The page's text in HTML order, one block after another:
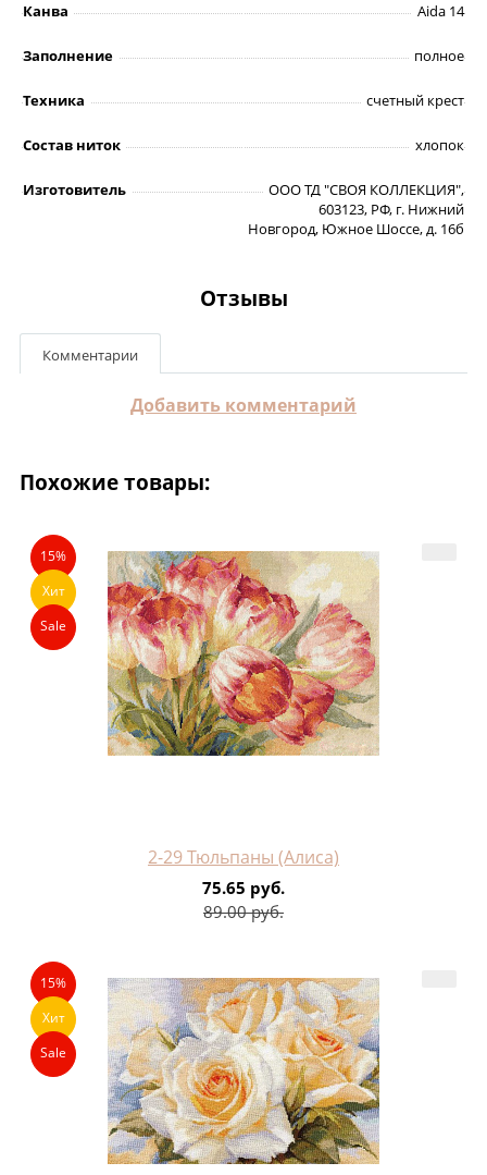
Канва Aida 14
Заполнение полное
Техника счетный крест
Состав ниток хлопок
Изготовитель
ООО ТД "СВОЯ КОЛЛЕКЦИЯ",
603123, РФ, г. Нижний
Новгород, Южное Шоссе, д. 16б
Отзывы
Комментарии
Добавить комментарий
Похожие товары:
15%
Хит
Sale
2-29 Тюльпаны (Алиса)
75.65 руб.
89.00 руб.
15%
Хит
Sale